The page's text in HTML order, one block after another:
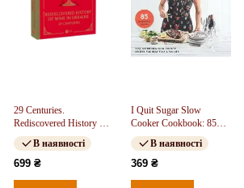
29 Centuries.
Rediscovered History of
Wine in Ukraine
В наявності
699 ₴
I Quit Sugar Slow
Cooker Cookbook: 85
Easy, Nutritious Slow-
Cooker Recipes for Busy
Folk and Famili
В наявності
369 ₴